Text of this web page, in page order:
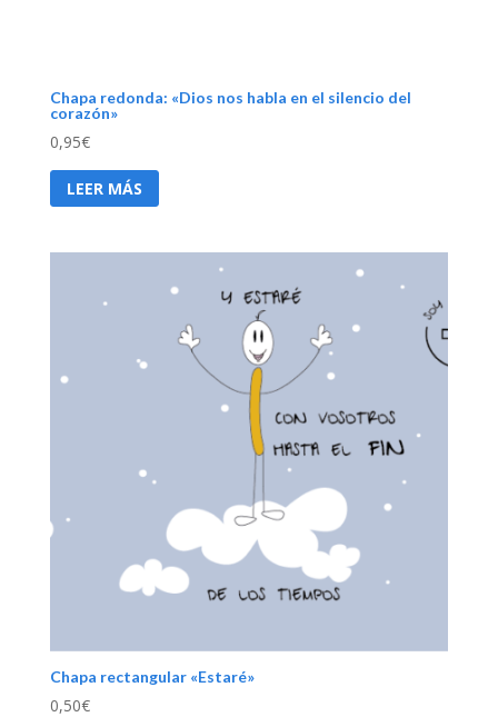
Chapa redonda: «Dios nos habla en el silencio del
corazón»
0,95€
LEER MÁS
Chapa rectangular «Estaré»
0,50€